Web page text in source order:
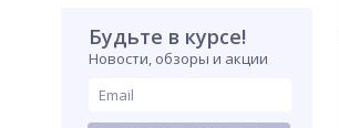
Будьте в курсе!
Новости, обзоры и акции